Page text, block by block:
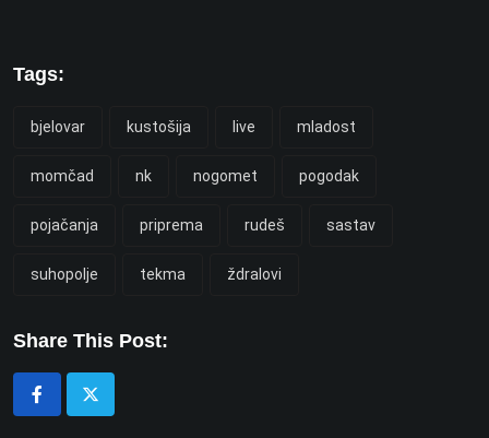
Tags:
bjelovar kustošija live mladost
momčad nk nogomet pogodak
pojačanja priprema rudeš sastav
suhopolje tekma ždralovi
Share This Post: